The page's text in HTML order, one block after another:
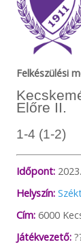
Felkészülési
Előre II.
1-4 (1-2)
Időpont:
Helyszín:
Cím:6000
Játékvezető: